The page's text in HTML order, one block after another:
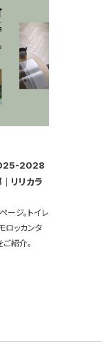
2028
リリカラ
ージ。トイレ
ロッカンタ
紹介。